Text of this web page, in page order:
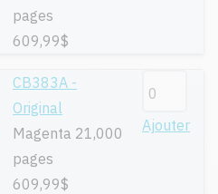
pages
609,99$
CB383A -
Original
Magenta 21,000
pages
609,99$
Ajouter